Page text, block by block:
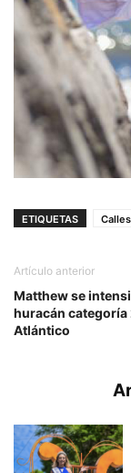
ETIQUETAS Calles
Artículo anterior
Matthew se
huracán categoría
Atlántico